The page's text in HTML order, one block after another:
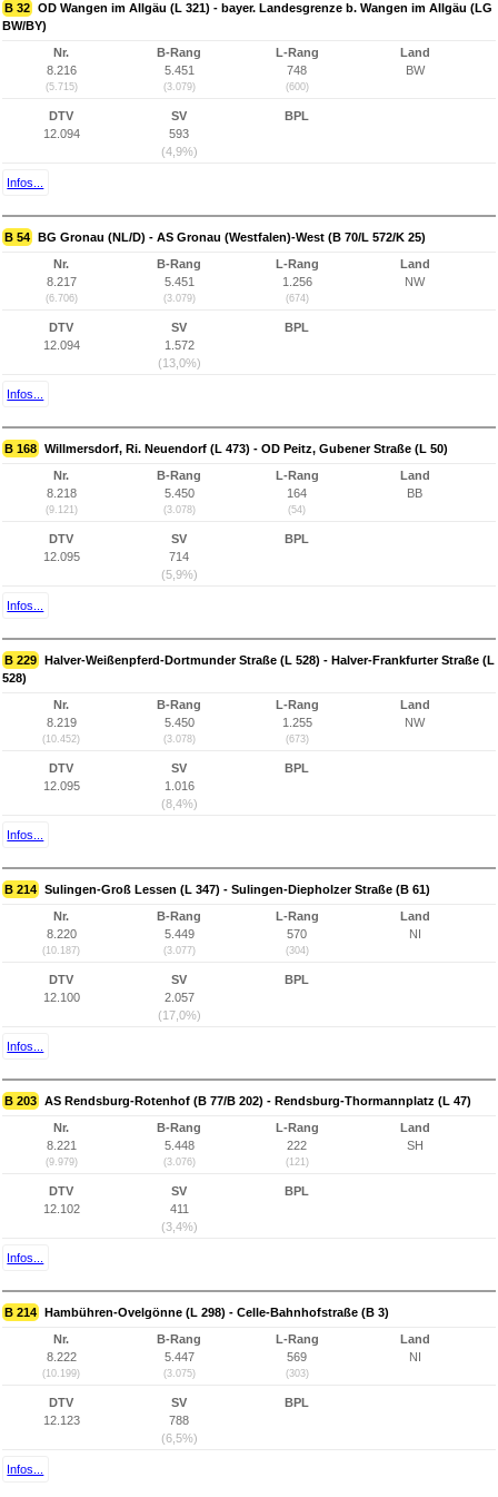
B 32 OD Wangen im Allgäu (L 321) - bayer. Landesgrenze b. Wangen im Allgäu (LG
BW/BY)
Nr.
8.216
(5.715)
B-Rang
5.451
(3.079)
L-Rang
748
(600)
Land
BW
DTV
12.094
SV
593
(4,9%)
BPL
Infos...
B 54 BG Gronau (NL/D) - AS Gronau (Westfalen)-West (B 70/L 572/K 25)
Nr.
8.217
(6.706)
B-Rang
5.451
(3.079)
L-Rang
1.256
(674)
Land
NW
DTV
12.094
SV
1.572
(13,0%)
BPL
Infos...
B 168 Willmersdorf, Ri. Neuendorf (L 473) - OD Peitz, Gubener Straße (L 50)
Nr.
8.218
(9.121)
B-Rang
5.450
(3.078)
L-Rang
164
(54)
Land
BB
DTV
12.095
SV
714
(5,9%)
BPL
Infos...
B 229 Halver-Weißenpferd-Dortmunder Straße (L 528) - Halver-Frankfurter Straße (L
528)
Nr.
8.219
(10.452)
B-Rang
5.450
(3.078)
L-Rang
1.255
(673)
Land
NW
DTV
12.095
SV
1.016
(8,4%)
BPL
Infos...
B 214 Sulingen-Groß Lessen (L 347) - Sulingen-Diepholzer Straße (B 61)
Nr.
8.220
(10.187)
B-Rang
5.449
(3.077)
L-Rang
570
(304)
Land
NI
DTV
12.100
SV
2.057
(17,0%)
BPL
Infos...
B 203 AS Rendsburg-Rotenhof (B 77/B 202) - Rendsburg-Thormannplatz (L 47)
Nr.
8.221
(9.979)
B-Rang
5.448
(3.076)
L-Rang
222
(121)
Land
SH
DTV
12.102
SV
411
(3,4%)
BPL
Infos...
B 214 Hambühren-Ovelgönne (L 298) - Celle-Bahnhofstraße (B 3)
Nr.
8.222
(10.199)
B-Rang
5.447
(3.075)
L-Rang
569
(303)
Land
NI
DTV
12.123
SV
788
(6,5%)
BPL
Infos...